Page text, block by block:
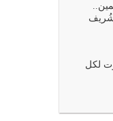
يشاء
الله
لكل